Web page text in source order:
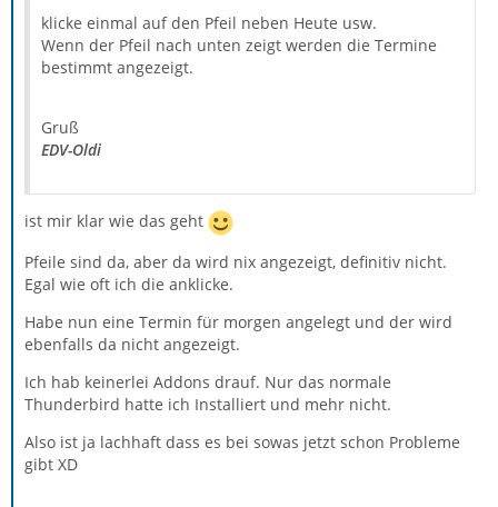
klicke einmal auf den Pfeil neben Heute usw.
Wenn der Pfeil nach unten zeigt werden die Termine
bestimmt angezeigt.
Gruß
EDV-Oldi
ist mir klar wie das geht
Pfeile sind da, aber da wird nix angezeigt, definitiv nicht.
Egal wie oft ich die anklicke.
Habe nun eine Termin für morgen angelegt und der wird
ebenfalls da nicht angezeigt.
Ich hab keinerlei Addons drauf. Nur das normale
Thunderbird hatte ich Installiert und mehr nicht.
Also ist ja lachhaft dass es bei sowas jetzt schon Probleme
gibt XD